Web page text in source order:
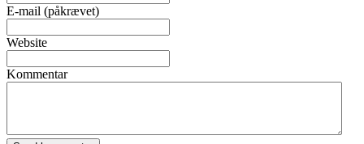
E-mail (påkrævet)
Website
Kommentar